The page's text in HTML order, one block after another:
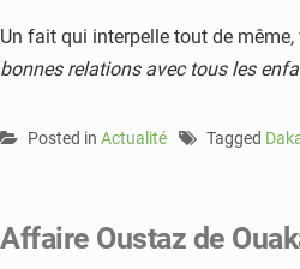
Un fait qui interpelle tout de
bonnes relations avec tous les
Posted in Actualité Tagged
Affaire Oustaz de